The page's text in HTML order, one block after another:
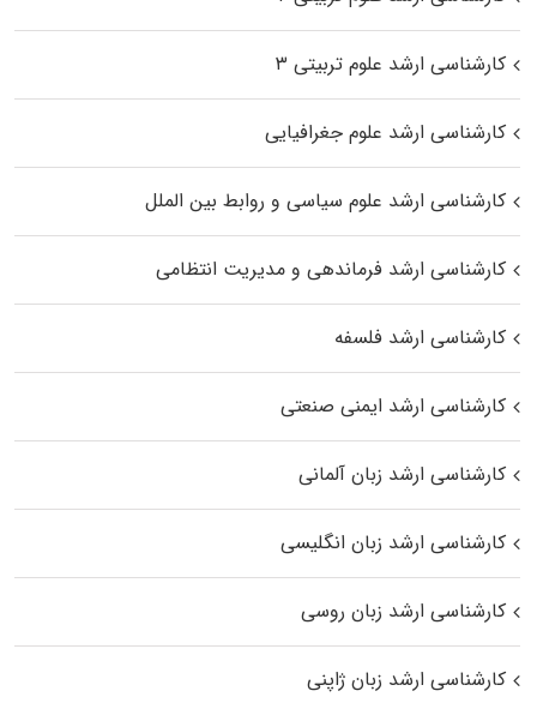
کارشناسی ارشد علوم تربیتی ۳
کارشناسی ارشد علوم جغرافیایی
کارشناسی ارشد علوم سیاسی و روابط بین الملل
کارشناسی ارشد فرماندهی و مدیریت انتظامی
کارشناسی ارشد فلسفه
کارشناسی ارشد ایمنی صنعتی
کارشناسی ارشد زبان آلمانی
کارشناسی ارشد زبان انگلیسی
کارشناسی ارشد زبان روسی
کارشناسی ارشد زبان ژاپنی